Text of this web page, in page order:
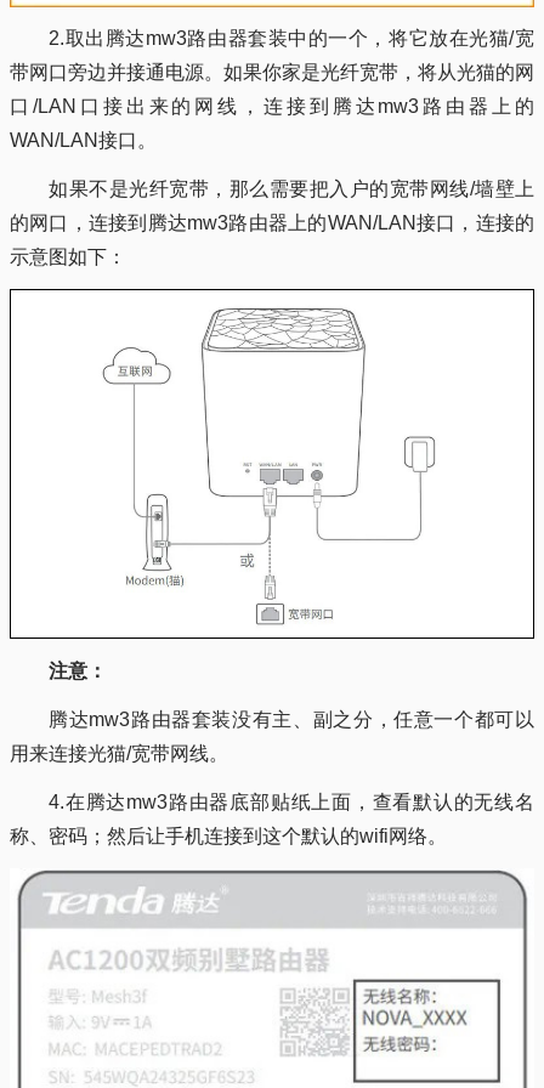
2.取出腾达mw3路由器套装中的一个，将它放在光猫/宽
带网口旁边并接通电源。如果你家是光纤宽带，将从光猫的网
口/LAN口接出来的网线，连接到腾达mw3路由器上的
WAN/LAN接口。
如果不是光纤宽带，那么需要把入户的宽带网线/墙壁上
的网口，连接到腾达mw3路由器上的WAN/LAN接口，连接的
示意图如下：
注意：
腾达mw3路由器套装没有主、副之分，任意一个都可以
用来连接光猫/宽带网线。
4.在腾达mw3路由器底部贴纸上面，查看默认的无线名
称、密码；然后让手机连接到这个默认的wifi网络。